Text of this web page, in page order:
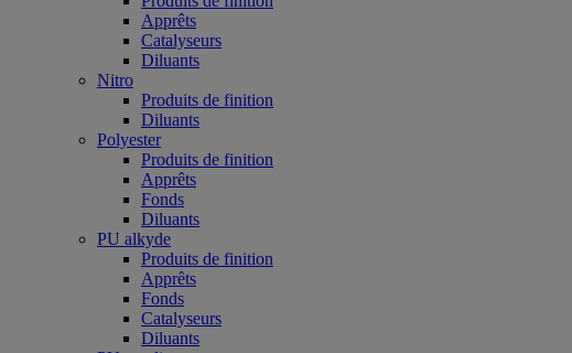
Apprêts
Catalyseurs
Diluants
Nitro
Produits de finition
Diluants
Polyester
Produits de finition
Apprêts
Fonds
Diluants
PU alkyde
Produits de finition
Apprêts
Fonds
Catalyseurs
Diluants